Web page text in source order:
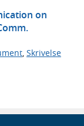
on
, Skrivelse